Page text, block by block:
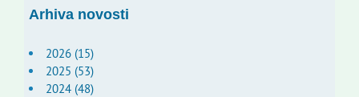
Arhiva novosti
2026 (15)
2025 (53)
2024 (48)